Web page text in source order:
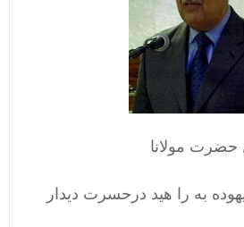
مولانا
به را هید درحسرت دیدار